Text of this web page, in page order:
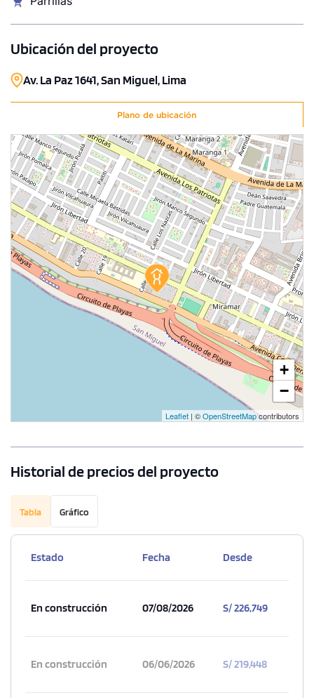
Ubicación del proyecto
Av. La Paz 1641, San Miguel, Lima
Plano de ubicación
+
−
Leaflet | ©OpenStreetMapcontributors
Historial de precios del proyecto
Tabla Gráfico
Estado Fecha Desde
En construcción 07/08/2026 S/ 226,749
En construcción 06/06/2026 S/ 219,448